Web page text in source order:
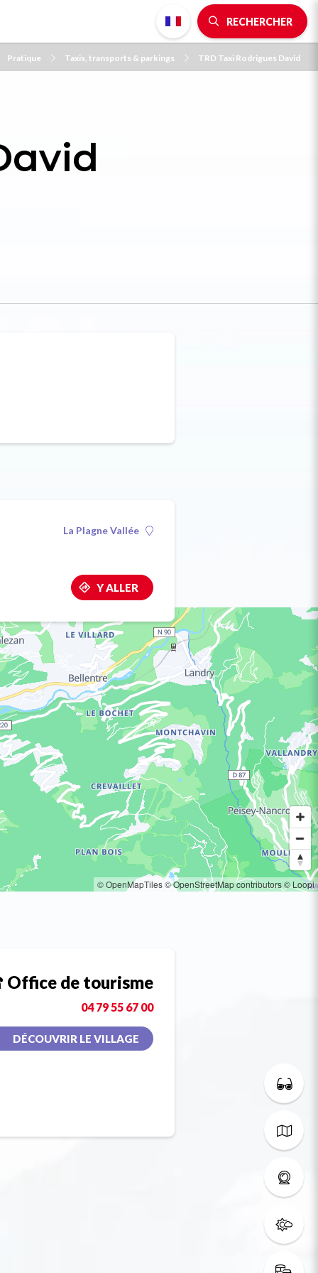
RECHERCHER
Pratique Taxis, transports & parkings TRD Taxi Rodrigues David
La Plagne Vallée
Y ALLER
© OpenMapTiles© OpenStreetMap contributors© Loopi
de tourisme
04 79 55 67 00
DÉCOUVRIR LE VILLAGE